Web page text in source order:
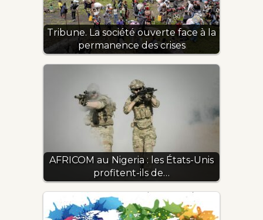
Tribune. La société ouverte face à la
permanence des crises
AFRICOM au Nigeria : les États-Unis
profitent-ils de…